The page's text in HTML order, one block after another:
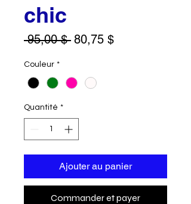
chic
95,00 $ Prix
80,75 $Prix
Couleur *
Quantité *
Ajouter au panier
Commander et payer